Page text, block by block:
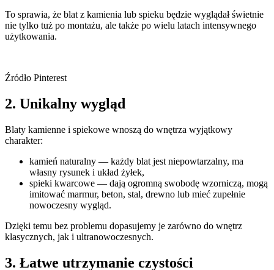
To sprawia, że blat z kamienia lub spieku będzie wyglądał świetnie
nie tylko tuż po montażu, ale także po wielu latach intensywnego
użytkowania.
Źródło Pinterest
2. Unikalny wygląd
Blaty kamienne i spiekowe wnoszą do wnętrza wyjątkowy
charakter:
kamień naturalny — każdy blat jest niepowtarzalny, ma
własny rysunek i układ żyłek,
spieki kwarcowe — dają ogromną swobodę wzorniczą, mogą
imitować marmur, beton, stal, drewno lub mieć zupełnie
nowoczesny wygląd.
Dzięki temu bez problemu dopasujemy je zarówno do wnętrz
klasycznych, jak i ultranowoczesnych.
3. Łatwe utrzymanie czystości